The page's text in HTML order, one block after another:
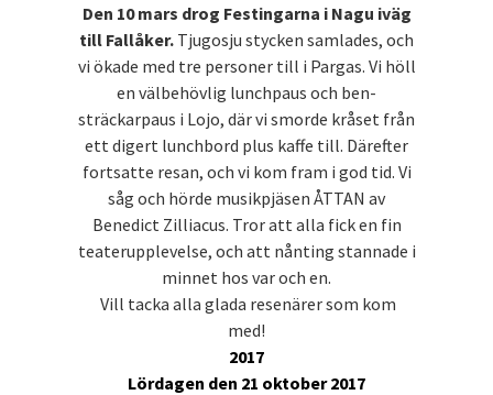
Den 10 mars drog Festingarna i Nagu iväg
till Fallåker. Tjugosju stycken samlades, och
vi ökade med tre personer till i Pargas. Vi höll
en välbehövlig lunchpaus och ben-
sträckarpaus i Lojo, där vi smorde kråset från
ett digert lunchbord plus kaffe till. Därefter
fortsatte resan, och vi kom fram i god tid. Vi
såg och hörde musikpjäsen ÅTTAN av
Benedict Zilliacus. Tror att alla fick en fin
teaterupplevelse, och att nånting stannade i
minnet hos var och en.
Vill tacka alla glada resenärer som kom
med!
2017
Lördagen den 21 oktober 2017